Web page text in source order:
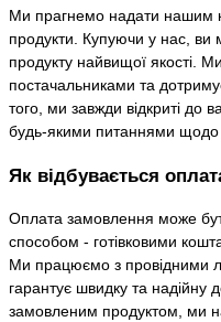
Ми прагнемо надати нашим
продукти. Купуючи у нас, ви
продукту найвищої якості.
постачальниками та
того, ми завжди відкриті до
будь-якими питаннями щодо
Як відбувається
Оплата замовлення може
способом - готівковими
Ми працюємо з провідними
гарантує швидку та надійну
замовленим продуктом, ми